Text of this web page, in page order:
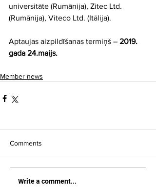
universitāte (Rumānija), Zitec Ltd.
(Rumānija), Viteco Ltd. (Itālija).
Aptaujas aizpildīšanas termiņš – 2019.
gada 24.maijs.
Member news
Comments
Write a comment...